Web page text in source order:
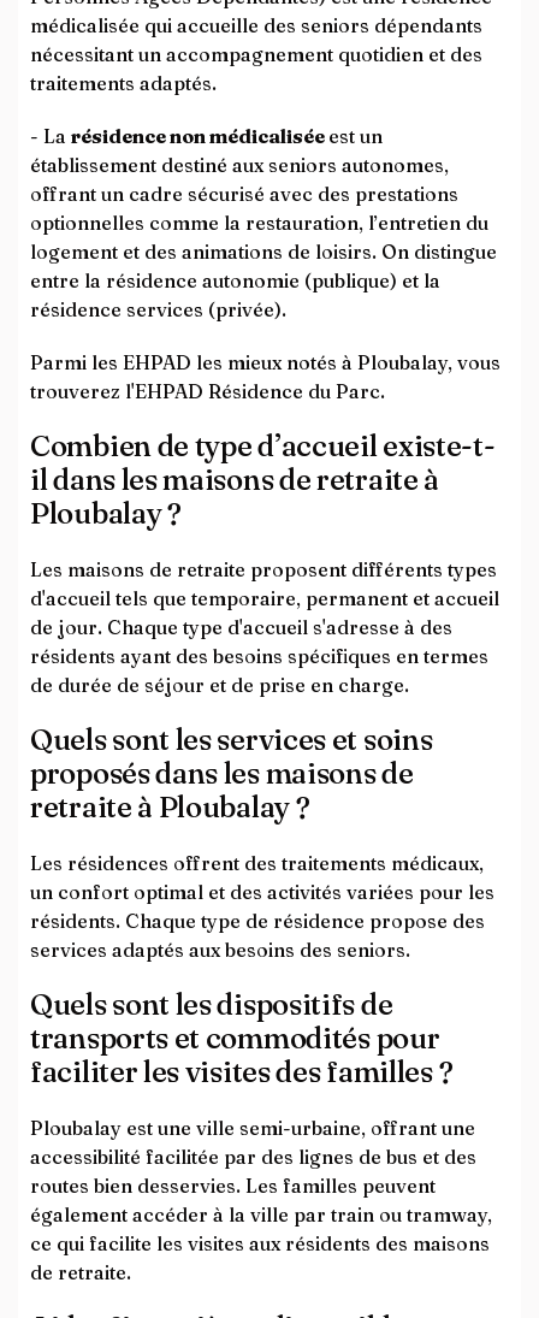
médicalisée qui accueille des seniors dépendants
nécessitant un accompagnement quotidien et des
traitements adaptés.
- La résidence non médicalisée est un
établissement destiné aux seniors autonomes,
offrant un cadre sécurisé avec des prestations
optionnelles comme la restauration, l’entretien du
logement et des animations de loisirs. On distingue
entre la résidence autonomie (publique) et la
résidence services (privée).
Parmi les EHPAD les mieux notés à Ploubalay, vous
trouverez l'EHPAD Résidence du Parc.
Combien de type d’accueil existe-t-
il dans les maisons de retraite à
Ploubalay ?
Les maisons de retraite proposent différents types
d'accueil tels que temporaire, permanent et accueil
de jour. Chaque type d'accueil s'adresse à des
résidents ayant des besoins spécifiques en termes
de durée de séjour et de prise en charge.
Quels sont les services et soins
proposés dans les maisons de
retraite à Ploubalay ?
Les résidences offrent des traitements médicaux,
un confort optimal et des activités variées pour les
résidents. Chaque type de résidence propose des
services adaptés aux besoins des seniors.
Quels sont les dispositifs de
transports et commodités pour
faciliter les visites des familles ?
Ploubalay est une ville semi-urbaine, offrant une
accessibilité facilitée par des lignes de bus et des
routes bien desservies. Les familles peuvent
également accéder à la ville par train ou tramway,
ce qui facilite les visites aux résidents des maisons
de retraite.